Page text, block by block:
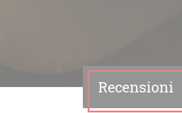
Recensioni